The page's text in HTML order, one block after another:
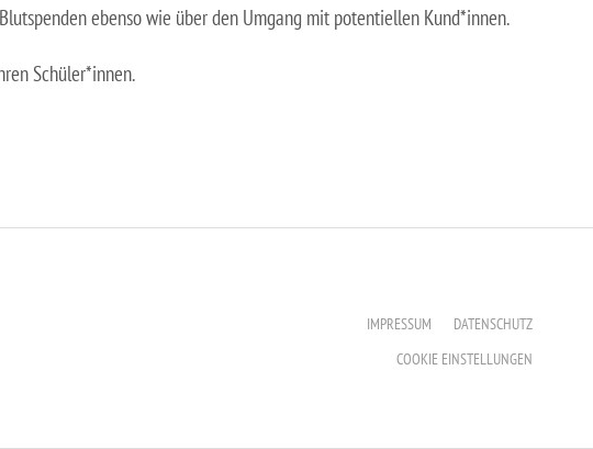
ebenso wie über den Umgang mit potentiellen Kund*innen.
Schüler*innen.
IMPRESSUM
DATENSCHUTZ
COOKIE EINSTELLUNGEN